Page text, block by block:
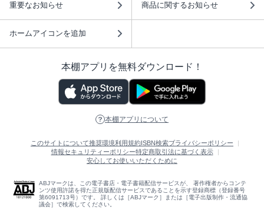
重要なお知らせ 商品に関するお知らせ
ホームアイコンを追加
本棚アプリを無料ダウンロード！
本棚アプリについて
このサイトについて推奨環境利用規約 ISBN検索プライバシーポリシー
情報セキュリティーポリシー特定商取引法に基づく表示
安心してお使いいただくために
ABJマークは、この電子書店・電子書籍配信サービスが、 著作権者からコンテ
ンツ使用許諾を得た正規版配信サービスであることを示す登録商標（登録番号
第6091713号）です。 詳しくは［ABJマーク］または［電子出版制作・流通協
議会］で検索してください。